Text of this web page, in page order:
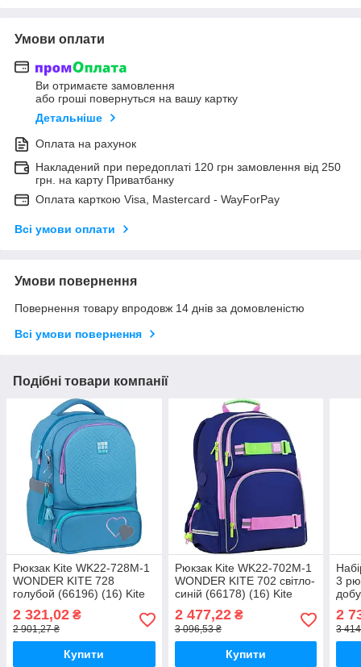
Умови оплати
Ви отримаєте замовлення
або гроші повернуться на вашу картку
Детальніше
Оплата на рахунок
Накладений при передоплаті 120 грн замовлення від 250
грн. на карту Приватбанку
Оплата карткою Visa, Mastercard - WayForPay
Всі умови оплати
Умови повернення
Повернення товару впродовж 14 днів за домовленістю
Всі умови повернення
Подібні товари компанії
Рюкзак Kite WK22-728M-1
WONDER KITE 728
голубой (66196) (16) Kite
2 321,02 ₴
2 901,27 ₴
Купити
Рюкзак Kite WK22-702M-1
WONDER KITE 702 світло-
синій (66178) (16) Kite
2 477,22₴
3 096,53 ₴
Купити
3
2
3